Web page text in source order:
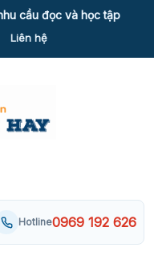
cầu đọc và học tập
Liên hệ
Hotline0969 192 626